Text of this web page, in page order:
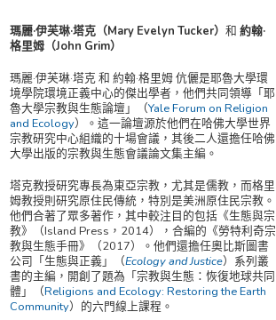
瑪麗·伊芙琳·塔克（Mary Evelyn Tucker）和約翰·
格里姆（John Grim）
瑪麗·伊芙琳·塔克 和 約翰·格里姆 伉儷是耶魯大學環
境學院環境正義中心的傑出學者，他們共同領導「耶
魯大學宗教與生態論壇」（Yale Forum onReligion
and Ecology）。這一論壇源於他們在哈佛大學世界
宗教研究中心組織的十場會議，其後二人還擔任哈佛
大學出版的宗教與生態會議論文集主編。
塔克教授研究專長為東亞宗教，尤其是儒教，而格里
姆教授則研究原住民傳統，特別是美洲原住民宗教。
他們合著了眾多著作，其中較注目的包括《生態與宗
教》（Island Press，2014），合編的《勞特利奇宗
教與生態手冊》（2017）。他們還擔任奧比斯圖書
公司「生態與正義」（Ecology and Justice）系列叢
書的主編，開創了題為「宗教與生態：恢復地球共同
體」（Religions and Ecology: Restoring the Earth
Community）的六門線上課程。